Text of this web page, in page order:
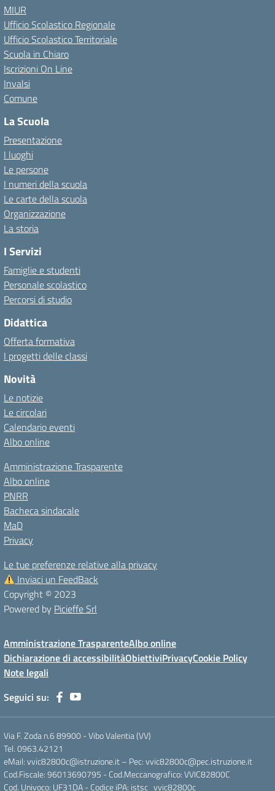
MIUR
Ufficio Scolastico Regionale
Ufficio Scolastico Territoriale
Scuola in Chiaro
Iscrizioni On Line
Invalsi
Comune
La Scuola
Presentazione
I luoghi
Le persone
I numeri della scuola
Le carte della scuola
Organizzazione
La storia
I Servizi
Famiglie e studenti
Personale scolastico
Percorsi di studio
Didattica
Offerta formativa
I progetti delle classi
Novità
Le notizie
Le circolari
Calendario eventi
Albo online
Amministrazione Trasparente
Albo online
PNRR
Bacheca sindacale
MaD
Privacy
Le tue preferenze relative alla privacy
Inviaci un FeedBack
Copyright © 2023
Powered by Picieffe Srl
Amministrazione TrasparenteAlbo online
Dichiarazione di accessibilitàObiettiviPrivacyCookie Policy
Note legali
Seguici su:
Via F. Zoda n.6 89900 - Vibo Valentia (VV)
Tel. 0963.42121
eMail: vvic82800c@istruzione.it – Pec: vvic82800c@pec.istruzione.it
Cod.Fiscale: 96013690795 - Cod.Meccanografico: VVIC82800C
Cod. Univoco: UF31DA - Codice iPA: istsc_vvic82800c